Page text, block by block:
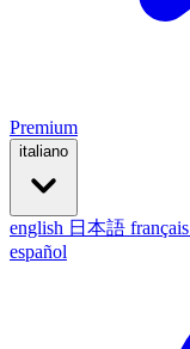
Premium
italiano
english 日本語 français
español